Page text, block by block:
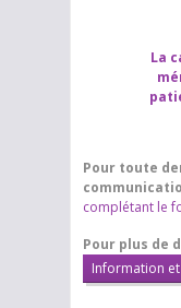
La
Pour toute
complétant le
Pour plus de
Information